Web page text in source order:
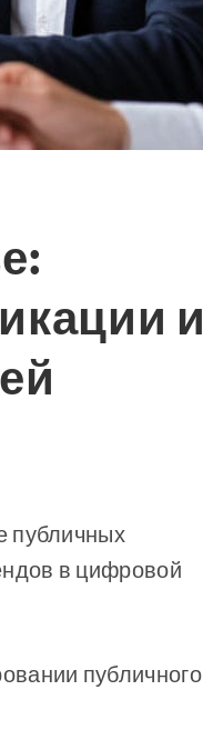
и
публичных
в цифровой
публичного